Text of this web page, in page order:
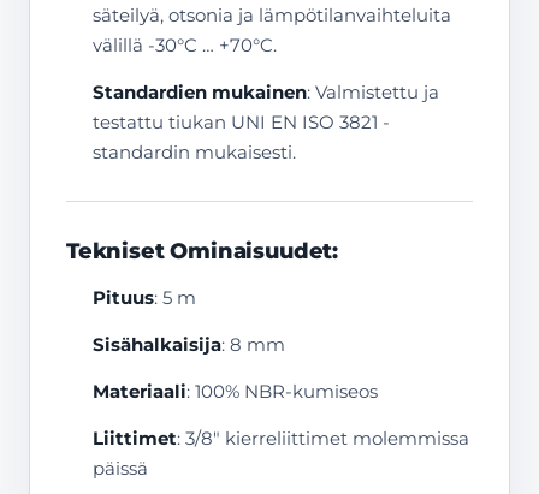
säteilyä, otsonia ja lämpötilanvaihteluita
välillä -30°C … +70°C.
Standardien mukainen: Valmistettu ja
testattu tiukan UNI EN ISO 3821 -
standardin mukaisesti.
Tekniset Ominaisuudet:
Pituus: 5 m
Sisähalkaisija: 8 mm
Materiaali: 100% NBR-kumiseos
Liittimet: 3/8″ kierreliittimet molemmissa
päissä